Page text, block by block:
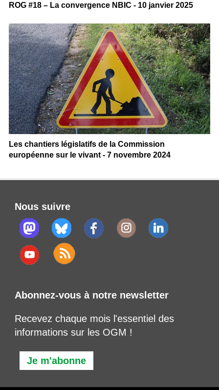
ROG #18 – La convergence NBIC - 10 janvier 2025
Les chantiers législatifs de la Commission
européenne sur le vivant - 7 novembre 2024
Nous suivre
Abonnez-vous à notre newsletter
Recevez chaque mois l'essentiel des
informations sur les OGM !
Je m'abonne